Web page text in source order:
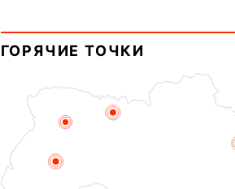
мучеников
воина Фео́дора...
ГОРЯЧИЕ ТОЧКИ